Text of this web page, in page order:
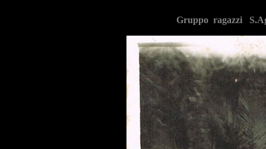
Gruppo ragazzi